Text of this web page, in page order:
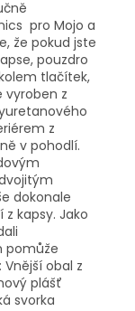
pro Mojo a
že pokud jste
pouzdro
tlačítek,
vyroben z
z
v pohodlí.
dokonale
kapsy. Jako
pomůže
obal z
plášť
svorka